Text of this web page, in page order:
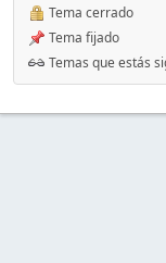
Tema cerrado
Tema fijado
Temas que estás